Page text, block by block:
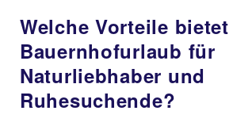
Welche Vorteile
Bauernhofurlaub für
Naturliebhaber und
Ruhesuchende?